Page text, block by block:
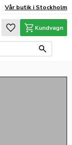
Vår butik i Stockholm
Favoriter
Kundvagn